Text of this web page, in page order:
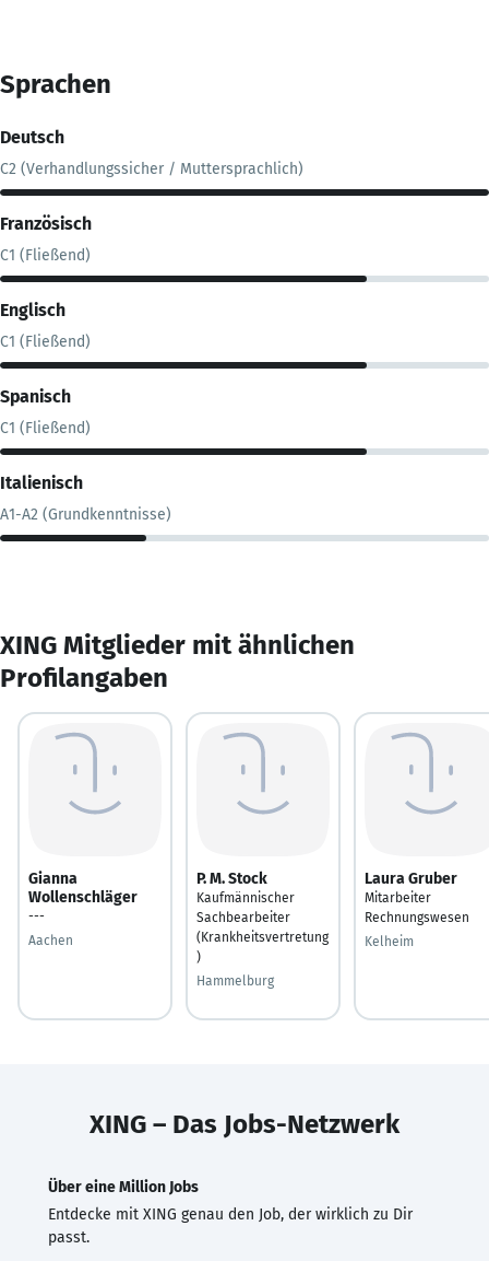
Sprachen
Deutsch
C2 (Verhandlungssicher / Muttersprachlich)
Französisch
C1 (Fließend)
Englisch
C1 (Fließend)
Spanisch
C1 (Fließend)
Italienisch
A1-A2 (Grundkenntnisse)
XING Mitglieder mit ähnlichen
Profilangaben
Gianna
Wollenschläger
---
Aachen
P. M. Stock
Kaufmännischer
Sachbearbeiter
(Krankheitsvertretung
)
Hammelburg
Laura Gruber
Mitarbeiter
Rechnungswesen
Kelheim
XING – Das Jobs-Netzwerk
Über eine Million Jobs
Entdecke mit XING genau den Job, der wirklich zu Dir
passt.